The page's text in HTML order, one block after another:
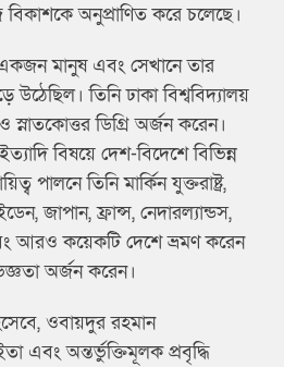
বিকাশকে অনুপ্রাণিত করে চলেছে।
মানুষ এবং সেখানে তার
তিনি ঢাকা বিশ্ববিদ্যালয়
স্নাতকোত্তর ডিগ্রি অর্জন করেন।
বিষয়ে দেশ-বিদেশে বিভিন্ন
পালনে তিনি মার্কিন যুক্তরাষ্ট্র,
জাপান, ফ্রান্স, নেদারল্যান্ডস,
আরও কয়েকটি দেশে ভ্রমণ করেন
অর্জন করেন।
ওবায়দুর রহমান
এবং অন্তর্ভুক্তিমূলক প্রবৃদ্ধি